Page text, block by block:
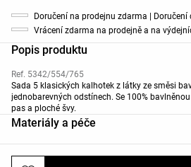
Doručení na prodejnu zdarma |
Vrácení zdarma na prodejně a na
Popis produktu
Ref. 5342/554/765
Sada 5 klasických kalhotek z látky ze směsi
jednobarevných odstínech. Se 100%
pas a ploché švy.
Materiály a péče